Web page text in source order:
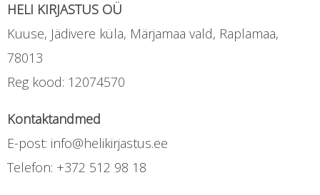
HELI KIRJASTUS OÜ
Kuuse, Jädivere küla, Märjamaa vald, Raplamaa,
78013
Reg kood: 12074570
Kontaktandmed
E-post: info@helikirjastus.ee
Telefon: +372 512 98 18